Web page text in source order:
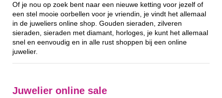
Of je nou op zoek bent naar een nieuwe ketting voor jezelf of
een stel mooie oorbellen voor je vriendin, je vindt het allemaal
in de juweliers online shop. Gouden sieraden, zilveren
sieraden, sieraden met diamant, horloges, je kunt het allemaal
snel en eenvoudig en in alle rust shoppen bij een online
juwelier.
Juwelier online sale